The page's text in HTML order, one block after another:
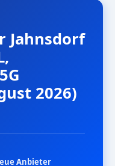
Jahnsdorf
2026)
Anbieter